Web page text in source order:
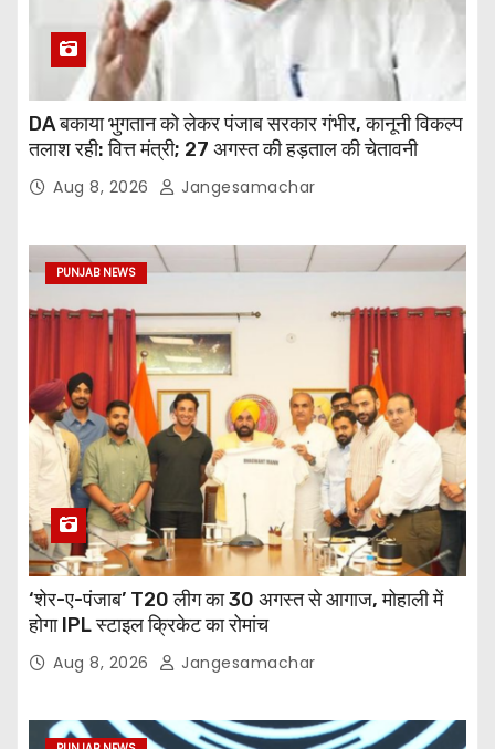
DA बकाया भुगतान को लेकर पंजाब सरकार गंभीर, कानूनी विकल्प
तलाश रही: वित्त मंत्री; 27 अगस्त की हड़ताल की चेतावनी
Aug 8, 2026 Jangesamachar
PUNJAB NEWS
‘शेर-ए-पंजाब’ T20 लीग का 30 अगस्त से आगाज, मोहाली में
होगा IPL स्टाइल क्रिकेट का रोमांच
Aug 8, 2026 Jangesamachar